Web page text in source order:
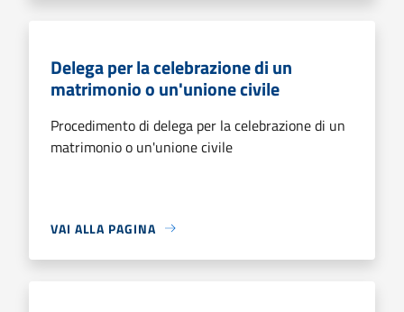
Delega per la celebrazione di un
matrimonio o un'unione civile
Procedimento di delega per la celebrazione di un
matrimonio o un'unione civile
VAI ALLA PAGINA